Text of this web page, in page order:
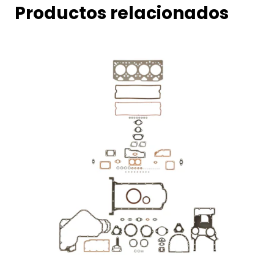
Productos relacionados